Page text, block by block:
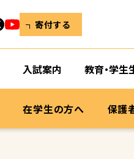
入試案内 教育・学生
在学生の方へ 保護
寄付する